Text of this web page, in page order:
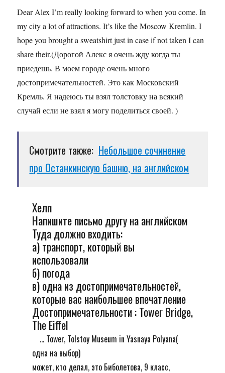
Dear Alex I’m really looking forward to when you come. In
my city a lot of attractions. It’s like the Moscow Kremlin. I
hope you brought a sweatshirt just in case if not taken I can
share their.(Дорогой Алекс я очень жду когда ты
приедешь. В моем городе очень много
достопримечательностей. Это как Московский
Кремль. Я надеюсь ты взял толстовку на всякий
случай если не взял я могу поделиться своей. )
Смотрите также: Небольшое сочинение
про Останкинскую башню, на английском
Хелп
Напишите письмо другу на английском
Туда должно входить:
а) транспорт, который вы
использовали
б) погода
в) одна из достопримечательностей,
которые вас наибольшее впечатление
Достопримечательности : Tower Bridge,
The Eiffel
... Tower, Tolstoy Museum in Yasnaya Polyana(
одна на выбор)
может, кто делал, это Биболетова, 9 класс,